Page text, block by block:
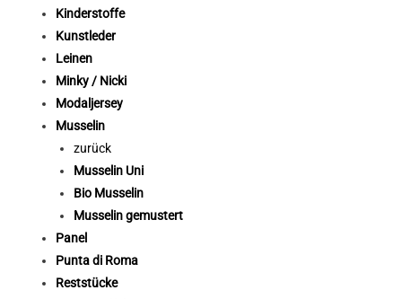
Kinderstoffe
Kunstleder
Leinen
Minky / Nicki
Modaljersey
Musselin
zurück
Musselin Uni
Bio Musselin
Musselin gemustert
Panel
Punta di Roma
Reststücke